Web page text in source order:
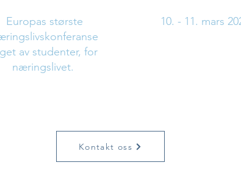
Europas største
av studenter, for
næringslivet.
10. - 11. mars
Kontakt oss